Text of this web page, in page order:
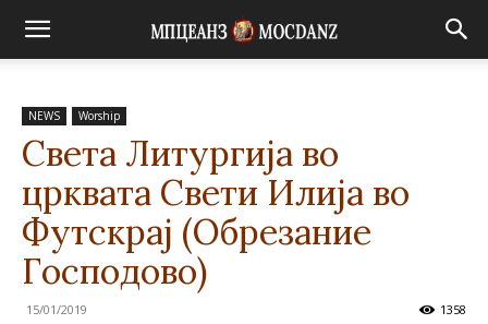
NEWS Worship
Света Литургија во
црквата Свети Илија во
Футскрај (Обрезание
Господово)
15/01/2019 1358